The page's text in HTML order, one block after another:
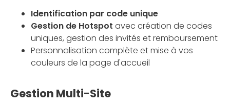
Identification par code unique
Gestion de Hotspot avec création de codes
uniques, gestion des invités et remboursement
Personnalisation complète et mise à vos
couleurs de la page d'accueil
Gestion Multi-Site